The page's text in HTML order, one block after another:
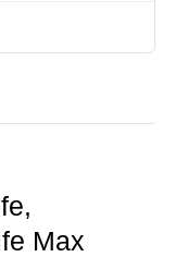
Max